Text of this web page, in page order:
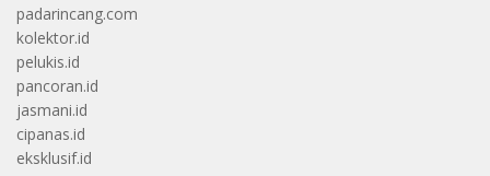
padarincang.com
kolektor.id
pelukis.id
pancoran.id
jasmani.id
cipanas.id
eksklusif.id